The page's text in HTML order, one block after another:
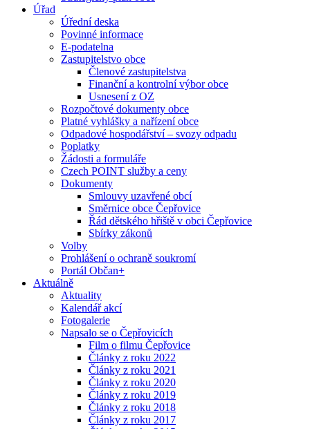
Úřad
Úřední deska
Povinné informace
E-podatelna
Zastupitelstvo obce
Členové zastupitelstva
Finanční a kontrolní výbor obce
Usnesení z OZ
Rozpočtové dokumenty obce
Platné vyhlášky a nařízení obce
Odpadové hospodářství – svozy odpadu
Poplatky
Žádosti a formuláře
Czech POINT služby a ceny
Dokumenty
Smlouvy uzavřené obcí
Směrnice obce Čepřovice
Řád dětského hřiště v obci Čepřovice
Sbírky zákonů
Volby
Prohlášení o ochraně soukromí
Portál Občan+
Aktuálně
Aktuality
Kalendář akcí
Fotogalerie
Napsalo se o Čepřovicích
Film o filmu Čepřovice
Články z roku 2022
Články z roku 2021
Články z roku 2020
Články z roku 2019
Články z roku 2018
Články z roku 2017